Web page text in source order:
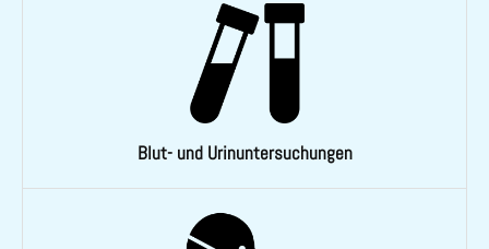
Blut- und Urinuntersuchungen